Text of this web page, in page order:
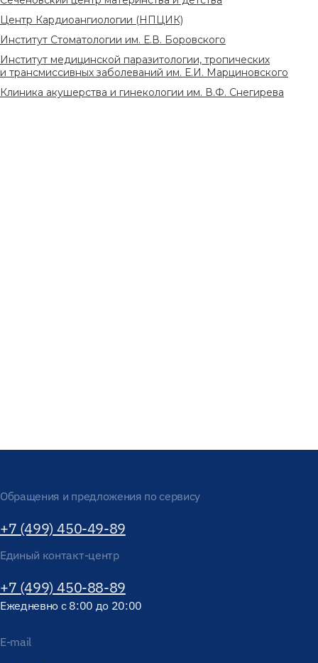
Центр Кардиоангиологии (НПЦИК)
Институт Стоматологии им. Е.В. Боровского
Институт медицинской паразитологии, тропических
и трансмиссивных заболеваний им. Е.И. Марциновского
Клиника акушерства и гинекологии им. В.Ф. Снегирева
Обращения и предложения по сервису
+7 (499) 450-49-89
Единый контакт-центр
+7 (499) 450-88-89
Ежедневно с 8:00 до 20:00
E-mail